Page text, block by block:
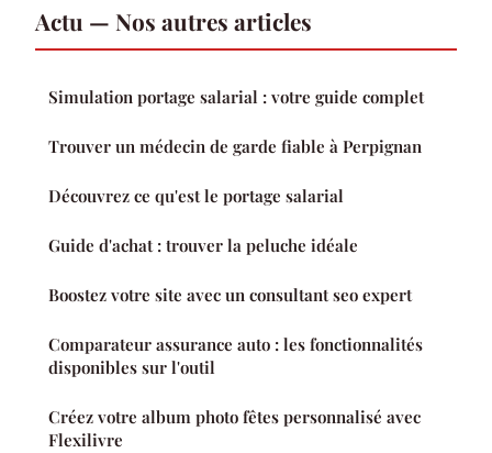
Actu — Nos autres articles
Simulation portage salarial : votre guide complet
Trouver un médecin de garde fiable à Perpignan
Découvrez ce qu'est le portage salarial
Guide d'achat : trouver la peluche idéale
Boostez votre site avec un consultant seo expert
Comparateur assurance auto : les fonctionnalités
disponibles sur l'outil
Créez votre album photo fêtes personnalisé avec
Flexilivre